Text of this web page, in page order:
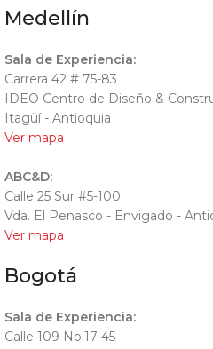
Medellín
Sala de Experiencia:
Carrera 42 # 75-83
IDEO Centro de Diseño &
Itagüí - Antioquia
Ver mapa
ABC&D:
Calle 25 Sur #5-100
Vda. El Penasco - Envigado -
Ver mapa
Bogotá
Sala de Experiencia:
Calle 109 No.17-45